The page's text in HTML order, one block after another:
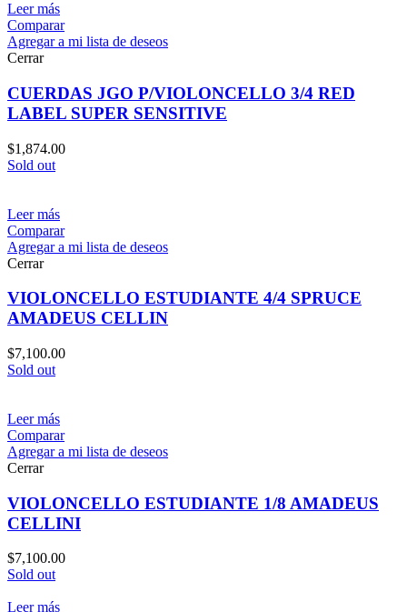
Leer más
Comparar
Agregar a mi lista de deseos
Cerrar
CUERDAS JGO P/VIOLONCELLO 3/4 RED
LABEL SUPER SENSITIVE
$1,874.00
Sold out
Leer más
Comparar
Agregar a mi lista de deseos
Cerrar
VIOLONCELLO ESTUDIANTE 4/4 SPRUCE
AMADEUS CELLIN
$7,100.00
Sold out
Leer más
Comparar
Agregar a mi lista de deseos
Cerrar
VIOLONCELLO ESTUDIANTE 1/8 AMADEUS
CELLINI
$7,100.00
Sold out
Leer más